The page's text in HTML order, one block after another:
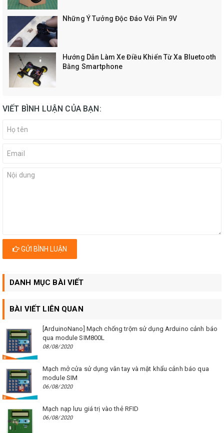
Những Ý Tưởng Độc Đáo Với Pin 9V
Hướng Dẫn Làm Xe Điều Khiển Từ Xa Bluetooth
Bằng Smartphone
VIẾT BÌNH LUẬN CỦA BẠN:
GỬI BÌNH LUẬN
DANH MỤC BÀI VIẾT
BÀI VIẾT LIÊN QUAN
[ArduinoNano] Mạch chống trộm sử dụng Arduino cảnh báo
qua module SIM800L
08/08/2020
Mạch mở cửa sử dụng vân tay và mật khẩu cảnh báo qua
module SIM
06/08/2020
Mạch nạp lưu giá trị vào thẻ RFID
06/08/2020